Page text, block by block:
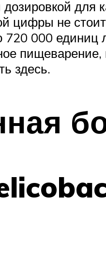
для
цифры не
720 000
пищеварение,
здесь.